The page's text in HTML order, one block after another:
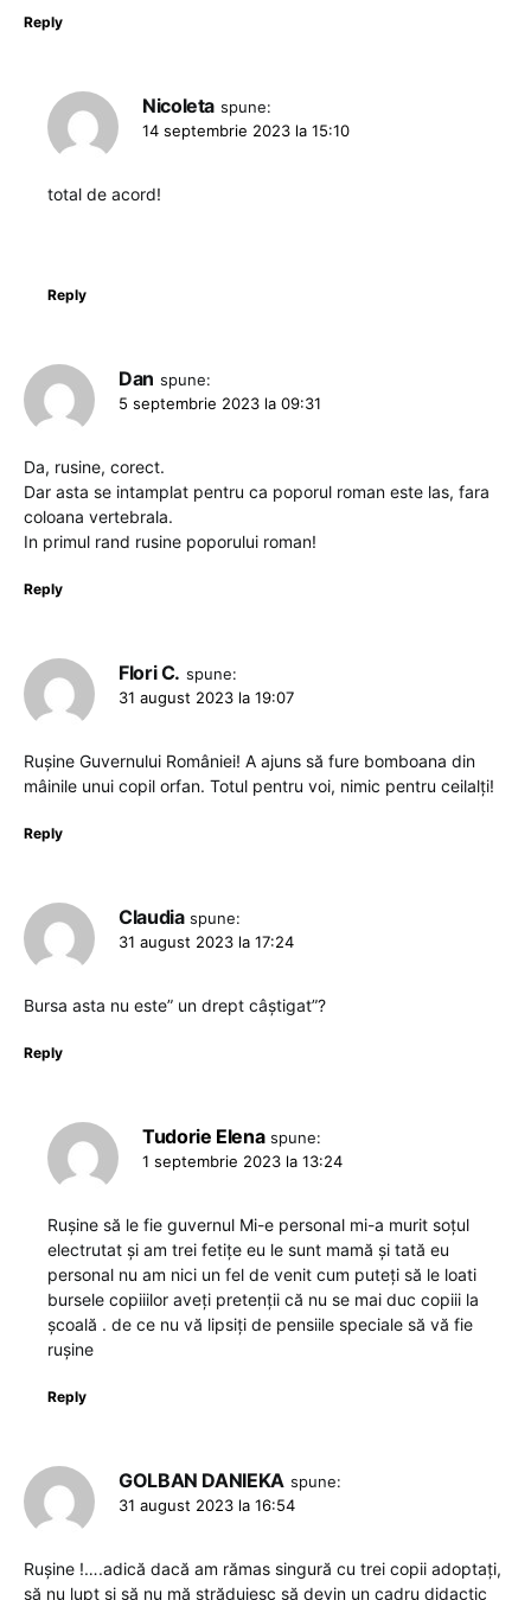
Reply
Nicoleta spune:
14 septembrie 2023 la 15:10
total de acord!
Reply
Dan spune:
5 septembrie 2023 la 09:31
Da, rusine, corect.
Dar asta se intamplat pentru ca poporul roman este las, fara
coloana vertebrala.
In primul rand rusine poporului roman!
Reply
Flori C. spune:
31 august 2023 la 19:07
Rușine Guvernului României! A ajuns să fure bomboana din
mâinile unui copil orfan. Totul pentru voi, nimic pentru ceilalți!
Reply
Claudia spune:
31 august 2023 la 17:24
Bursa asta nu este” un drept câștigat”?
Reply
Tudorie Elena spune:
1 septembrie 2023 la 13:24
Rușine să le fie guvernul Mi-e personal mi-a murit soțul
electrutat și am trei fetițe eu le sunt mamă și tată eu
personal nu am nici un fel de venit cum puteți să le loati
bursele copiiilor aveți pretenții că nu se mai duc copiii la
școală . de ce nu vă lipsiți de pensiile speciale să vă fie
rușine
Reply
GOLBAN DANIEKA spune:
31 august 2023 la 16:54
Rușine !….adică dacă am rămas singură cu trei copii adoptați,
să nu lupt și să nu mă străduiesc să devin un cadru didactic